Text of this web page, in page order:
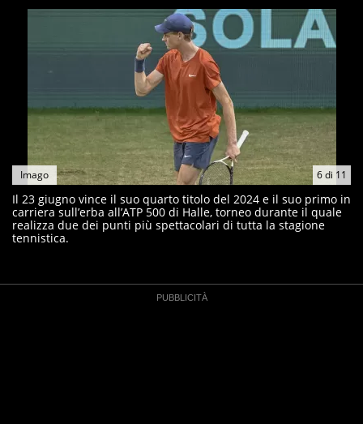
6di 11
Imago
Il 23 giugno vince il suo quarto titolo del 2024 e il suo primo in
carriera sull’erba all’ATP 500 di Halle, torneo durante il quale
realizza due dei punti più spettacolari di tutta la stagione
tennistica.